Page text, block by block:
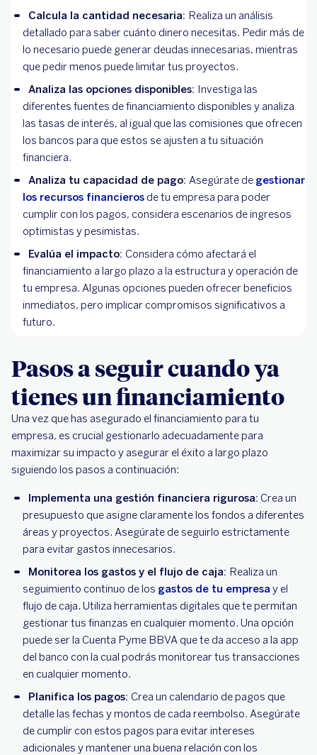
Calcula la cantidad necesaria: Realiza un análisis
detallado para saber cuánto dinero necesitas. Pedir más de
lo necesario puede generar deudas innecesarias, mientras
que pedir menos puede limitar tus proyectos.
Analiza las opciones disponibles: Investiga las
diferentes fuentes de financiamiento disponibles y analiza
las tasas de interés, al igual que las comisiones que ofrecen
los bancos para que estos se ajusten a tu situación
financiera.
Analiza tu capacidad de pago: Asegúrate de gestionar
los recursos financieros de tu empresa para poder
cumplir con los pagos, considera escenarios de ingresos
optimistas y pesimistas.
Evalúa el impacto: Considera cómo afectará el
financiamiento a largo plazo a la estructura y operación de
tu empresa. Algunas opciones pueden ofrecer beneficios
inmediatos, pero implicar compromisos significativos a
futuro.
Pasos a seguir cuando ya
tienes un financiamiento
Una vez que has asegurado el financiamiento para tu
empresa, es crucial gestionarlo adecuadamente para
maximizar su impacto y asegurar el éxito a largo plazo
siguiendo los pasos a continuación:
Implementa una gestión financiera rigurosa: Crea un
presupuesto que asigne claramente los fondos a diferentes
áreas y proyectos. Asegúrate de seguirlo estrictamente
para evitar gastos innecesarios.
Monitorea los gastos y el flujo de caja: Realiza un
seguimiento continuo de los gastos de tu empresa y el
flujo de caja. Utiliza herramientas digitales que te permitan
gestionar tus finanzas en cualquier momento. Una opción
puede ser la Cuenta Pyme BBVA que te da acceso a la app
del banco con la cual podrás monitorear tus transacciones
en cualquier momento.
Planifica los pagos: Crea un calendario de pagos que
detalle las fechas y montos de cada reembolso. Asegúrate
de cumplir con estos pagos para evitar intereses
adicionales y mantener una buena relación con los